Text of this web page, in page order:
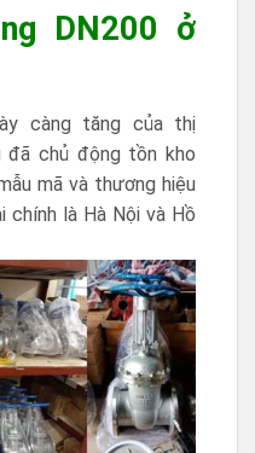
DN200 ở
càng tăng của thị
chủ động tồn kho
mã và thương hiệu
là Hà Nội và Hồ